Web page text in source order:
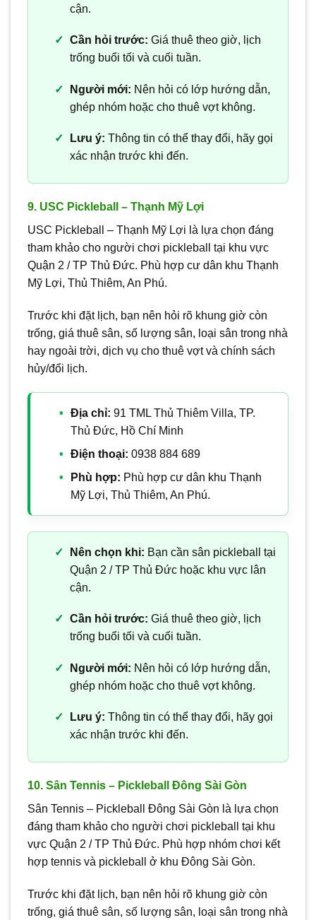
cận.
Cần hỏi trước: Giá thuê theo giờ, lịch
trống buổi tối và cuối tuần.
Người mới: Nên hỏi có lớp hướng dẫn,
ghép nhóm hoặc cho thuê vợt không.
Lưu ý: Thông tin có thể thay đổi, hãy gọi
xác nhận trước khi đến.
9. USC Pickleball – Thạnh Mỹ Lợi
USC Pickleball – Thạnh Mỹ Lợi là lựa chọn đáng
tham khảo cho người chơi pickleball tại khu vực
Quận 2 / TP Thủ Đức. Phù hợp cư dân khu Thạnh
Mỹ Lợi, Thủ Thiêm, An Phú.
Trước khi đặt lịch, bạn nên hỏi rõ khung giờ còn
trống, giá thuê sân, số lượng sân, loại sân trong nhà
hay ngoài trời, dịch vụ cho thuê vợt và chính sách
hủy/đổi lịch.
Địa chỉ: 91 TML Thủ Thiêm Villa, TP.
Thủ Đức, Hồ Chí Minh
Điện thoại: 0938 884 689
Phù hợp: Phù hợp cư dân khu Thạnh
Mỹ Lợi, Thủ Thiêm, An Phú.
Nên chọn khi: Bạn cần sân pickleball tại
Quận 2 / TP Thủ Đức hoặc khu vực lân
cận.
Cần hỏi trước: Giá thuê theo giờ, lịch
trống buổi tối và cuối tuần.
Người mới: Nên hỏi có lớp hướng dẫn,
ghép nhóm hoặc cho thuê vợt không.
Lưu ý: Thông tin có thể thay đổi, hãy gọi
xác nhận trước khi đến.
10. Sân Tennis – Pickleball Đông Sài Gòn
Sân Tennis – Pickleball Đông Sài Gòn là lựa chọn
đáng tham khảo cho người chơi pickleball tại khu
vực Quận 2 / TP Thủ Đức. Phù hợp nhóm chơi kết
hợp tennis và pickleball ở khu Đông Sài Gòn.
Trước khi đặt lịch, bạn nên hỏi rõ khung giờ còn
trống, giá thuê sân, số lượng sân, loại sân trong nhà